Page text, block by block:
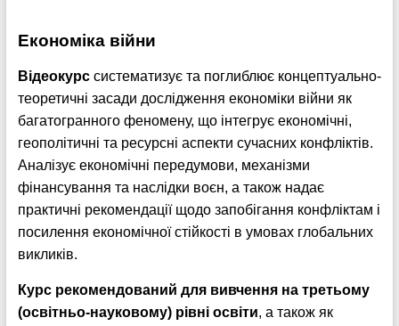
Економіка війни
Відеокурс систематизує та поглиблює концептуально-
теоретичні засади дослідження економіки війни як
багатогранного феномену, що інтегрує економічні,
геополітичні та ресурсні аспекти сучасних конфліктів.
Аналізує економічні передумови, механізми
фінансування та наслідки воєн, а також надає
практичні рекомендації щодо запобігання конфліктам і
посилення економічної стійкості в умовах глобальних
викликів.
Курс рекомендований для вивчення на третьому
(освітньо-науковому) рівні освіти, а також як